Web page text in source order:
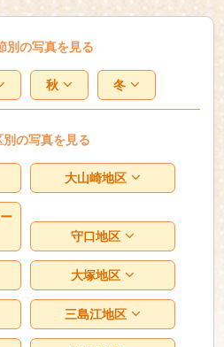
別の写真を見る
秋 冬
別の写真を見る
大山崎地区
守口地区
大塚地区
三島江地区